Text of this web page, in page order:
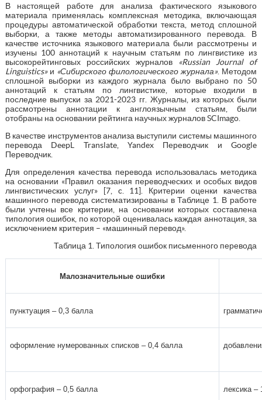
В настоящей работе для анализа фактического языкового
материала применялась комплексная методика, включающая
процедуры автоматической обработки текста, метод сплошной
выборки, а также методы автоматизированного перевода. В
качестве источника языкового материала были рассмотрены и
изучены 100 аннотаций к научным статьям по лингвистике из
высокорейтинговых российских журналов
«Russian Journal of
Linguistics»и «Сибирского филологического журнала». Методом
сплошной выборки из каждого журнала было выбрано по 50
аннотаций к статьям по лингвистике, которые входили в
последние выпуски за 2021-2023 гг. Журналы, из которых были
рассмотрены аннотации к англоязычным статьям, были
отобраны на основании рейтинга научных журналов SCImago.
В качестве инструментов анализа выступили системы машинного
перевода DeepL Translate, Yandex Переводчик и Google
Переводчик.
Для определения качества перевода использовалась методика
на основании «Правил оказания переводческих и особых видов
лингвистических услуг» [7, c. 11]. Критерии оценки качества
машинного перевода систематизированы в Таблице 1. В работе
были учтены все критерии, на основании которых составлена
типология ошибок, по которой оценивалась каждая аннотация, за
исключением критерия – «машинный перевод».
Таблица 1. Типология ошибок письменного перевода
Малозначительные ошибки
пунктуация – 0,3 балла
оформление нумерованных списков – 0,4 балла
орфография – 0,5 балла лексика –